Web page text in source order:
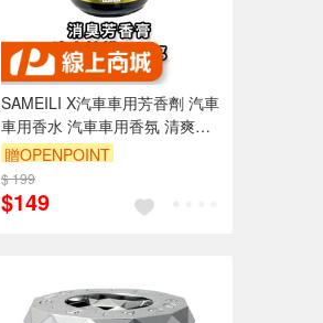
SAMEILI X汽車車用芳香劑 汽車
車用香水 汽車車用香氛 清爽檸
檬 X-14
贈OPENPOINT
$ 199
$149